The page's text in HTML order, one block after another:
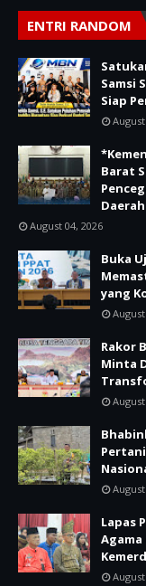
ENTRI RANDOM
Samsi
Siap
Barat
Daerah
August 04, 2026
Buka
yang
Rakor
Minta
Lapas
Agama